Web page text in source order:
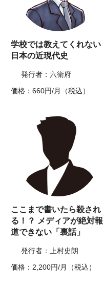
学校では教えてくれない
日本の近現代史
発行者：六衛府
価格：660円/月（税込）
ここまで書いたら殺され
る！？ メディアが絶対報
道できない「裏話」
発行者：上村史朗
価格：2,200円/月（税込）